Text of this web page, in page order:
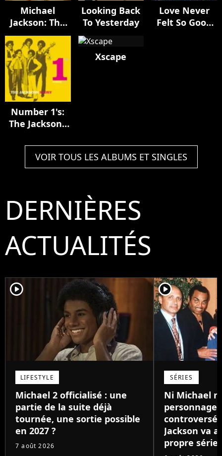
Michael
Jackson: The
Complete
Remix Suite
Looking Back
To Yesterday
Love Never
Felt So Good
Number 1's:
The Jacksons
Xscape
VOIR TOUS LES ALBUMS ET SINGLES
DERNIÈRES
ACTUALITÉS
player2
LIFESTYLE
Michael 2 officialisé : une
partie de la suite déjà
tournée, une sortie possible
en 2027 ?
7 août 2026
player2
SÉRIES
Ni Michael
personnage
controversé
Jackson va
propre série